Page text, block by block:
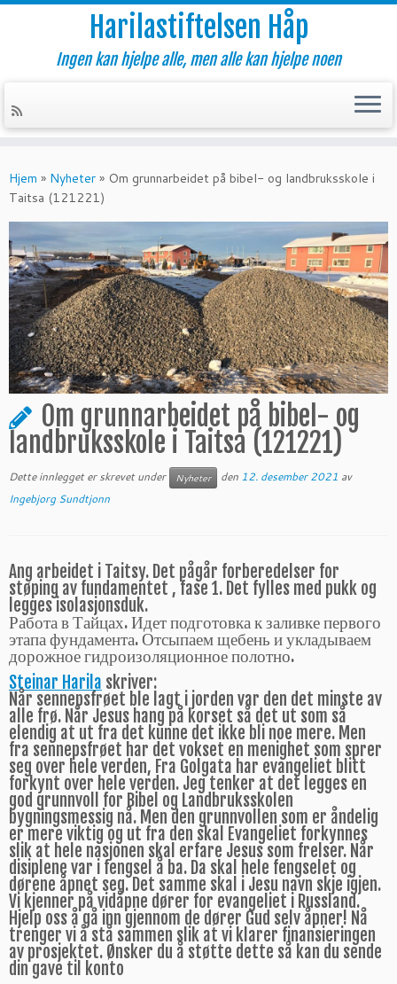
to
content
Harilastiftelsen Håp
Ingen kan hjelpe alle, men alle kan hjelpe noen
Hjem » Nyheter » Om grunnarbeidet på bibel- og landbruksskole i
Taitsa (121221)
Om grunnarbeidet på bibel- og
landbruksskole i Taitsa (121221)
Dette innlegget er skrevet under Nyheter den 12. desember 2021 av
Ingebjorg Sundtjonn
Ang arbeidet i Taitsy. Det pågår forberedelser for
støping av fundamentet , fase 1. Det fylles med pukk og
legges isolasjonsduk.
Работа в Тайцах. Идет подготовка к заливке первого
этапа фундамента. Отсыпаем щебень и укладываем
дорожное гидроизоляционное полотно.
Steinar Harila skriver:
Når sennepsfrøet ble lagt i jorden var den det minste av
alle frø. Når Jesus hang på korset så det ut som så
elendig at ut fra det kunne det ikke bli noe mere. Men
fra sennepsfrøet har det vokset en menighet som sprer
seg over hele verden, Fra Golgata har evangeliet blitt
forkynt over hele verden. Jeg tenker at det legges en
god grunnvoll for Bibel og Landbruksskolen
bygningsmessig nå. Men den grunnvollen som er åndelig
er mere viktig og ut fra den skal Evangeliet forkynnes
slik at hele nasjonen skal erfare Jesus som frelser. Når
disiplene var i fengsel å ba. Da skal hele fengselet og
dørene åpnet seg. Det samme skal i Jesu navn skje igjen.
Vi kjenner på vidåpne dører for evangeliet i Russland.
Hjelp oss å gå inn gjennom de dører Gud selv åpner! Nå
trenger vi å stå sammen slik at vi klarer finansieringen
av prosjektet. Ønsker du å støtte dette så kan du sende
din gave til konto